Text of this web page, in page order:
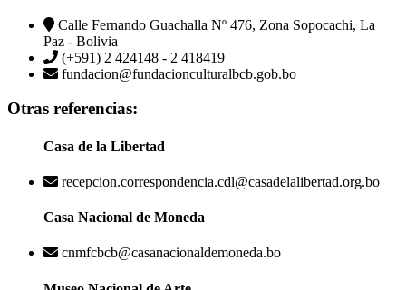
Calle Fernando Guachalla Nº 476, Zona Sopocachi, La
Paz - Bolivia
(+591) 2 424148 - 2 418419
fundacion@fundacionculturalbcb.gob.bo
Otras referencias:
Casa de la Libertad
recepcion.correspondencia.cdl@casadelalibertad.org.bo
Casa Nacional de Moneda
cnmfcbcb@casanacionaldemoneda.bo